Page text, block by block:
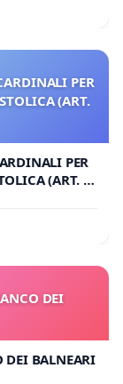
PER
(ART.
PER
(ART. 3
DEI
DEI BALNEARI